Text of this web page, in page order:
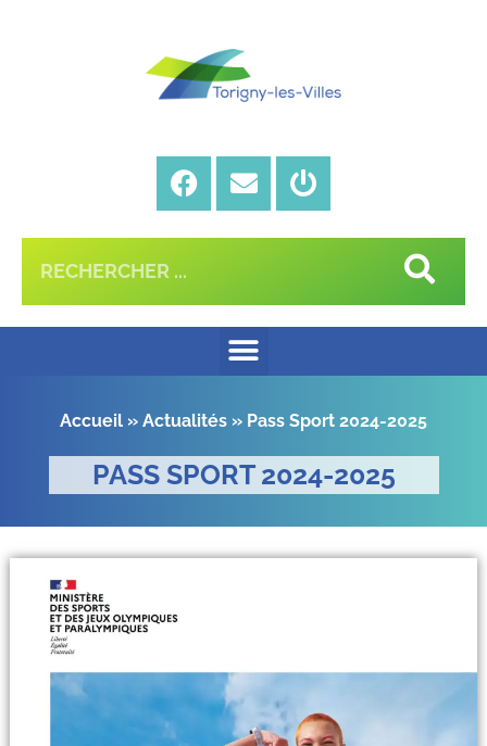
Accueil » Actualités » Pass Sport 2024-2025
PASS SPORT 2024-2025